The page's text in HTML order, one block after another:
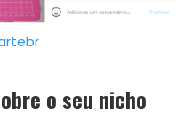
o seu nicho